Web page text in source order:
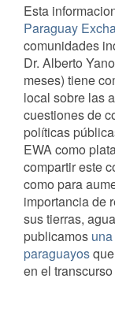
Esta
Paraguay
comunidades
Dr. Alberto
meses) tiene
local sobre las
cuestiones de
políticas
EWA como
compartir este
como para
importancia de
sus tierras,
publicamos
paraguayos
en el